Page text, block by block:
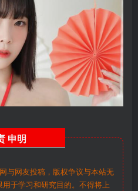
申明
与网友投稿，版权争议与本站无
于学习和研究目的。不得将上